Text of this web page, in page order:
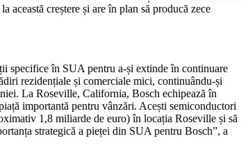
creștere și are în plan să producă zece
specifice în SUA pentru a-și extinde în continuare
rezidențiale și comerciale mici, continuându-și
La Roseville, California, Bosch echipează în
importantă pentru vânzări. Acești semiconductori
1,8 miliarde de euro) în locația Roseville și să
strategică a pieței din SUA pentru Bosch”, a